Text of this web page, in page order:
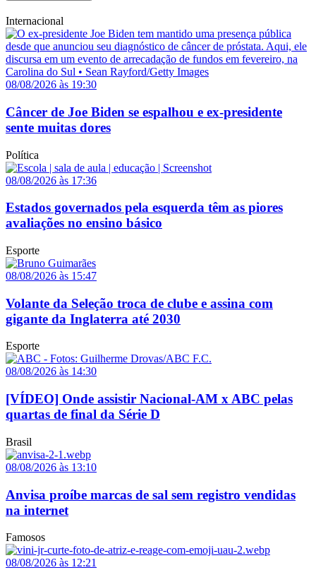
Internacional
08/08/2026 às 19:30
Câncer de Joe Biden se espalhou e ex-presidente
sente muitas dores
Política
08/08/2026 às 17:36
Estados governados pela esquerda têm as piores
avaliações no ensino básico
Esporte
08/08/2026 às 15:47
Volante da Seleção troca de clube e assina com
gigante da Inglaterra até 2030
Esporte
08/08/2026 às 14:30
[VÍDEO] Onde assistir Nacional-AM x ABC pelas
quartas de final da Série D
Brasil
08/08/2026 às 13:10
Anvisa proíbe marcas de sal sem registro vendidas
na internet
Famosos
08/08/2026 às 12:21